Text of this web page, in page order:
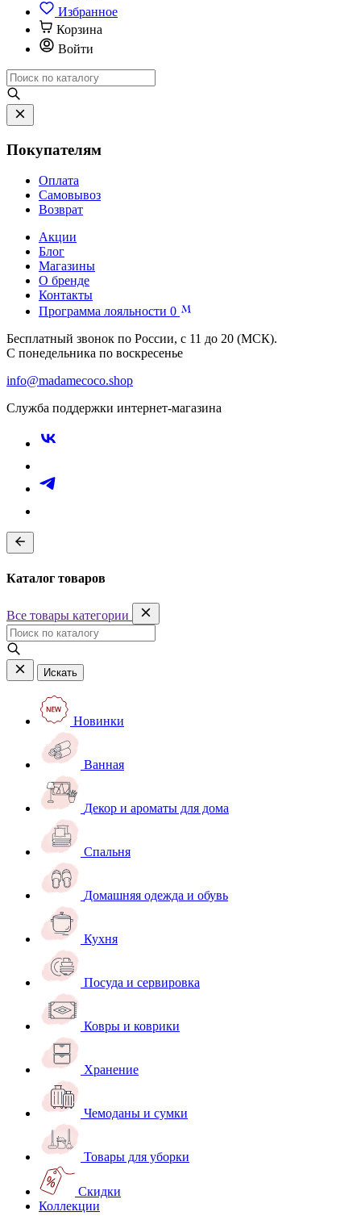
Избранное
Корзина
Войти
Покупателям
Оплата
Самовывоз
Возврат
Акции
Блог
Магазины
О бренде
Контакты
Программа лояльности 0
Бесплатный звонок по России, с 11 до 20 (МСК).
С понедельника по воскресенье
info@madamecoco.shop
Служба поддержки интернет-магазина
Каталог товаров
Все товары категории
Искать
Новинки
Ванная
Декор и ароматы для дома
Спальня
Домашняя одежда и обувь
Кухня
Посуда и сервировка
Ковры и коврики
Хранение
Чемоданы и сумки
Товары для уборки
Скидки
Коллекции